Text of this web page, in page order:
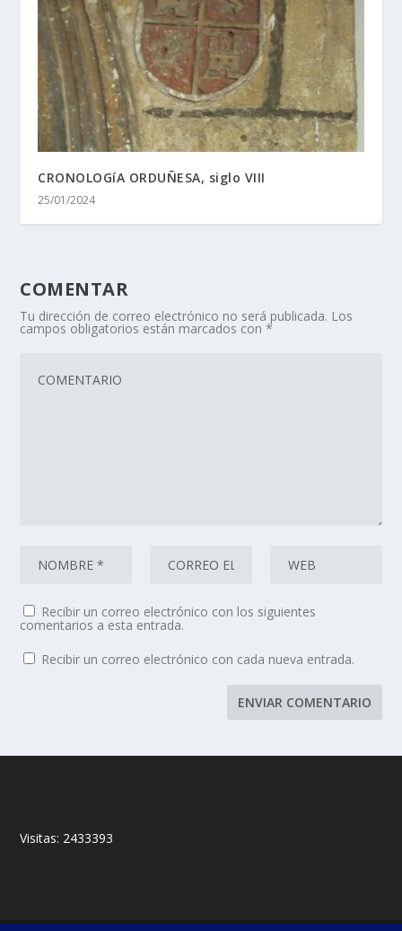
CRONOLOGíA ORDUÑESA, siglo VIII
25/01/2024
COMENTAR
Tu dirección de correo electrónico no será publicada. Los
campos obligatorios están marcados con*
Recibir un correo electrónico con los siguientes
comentarios a esta entrada.
Recibir un correo electrónico con cada nueva entrada.
Visitas: 2433393